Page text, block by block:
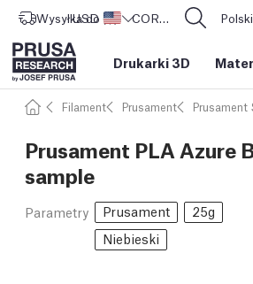
Wysyłka do Stany Zjednoczone
USD ($) CORE One L: Już w sprzedaży! Polski
Drukarki 3D
Filament Prusament Prusament
Prusament PLA Azure
sample
Parametry Prusament
25g
Niebieski